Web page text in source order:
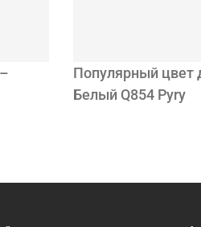
Популярный цвет
Белый Q854 Pyry